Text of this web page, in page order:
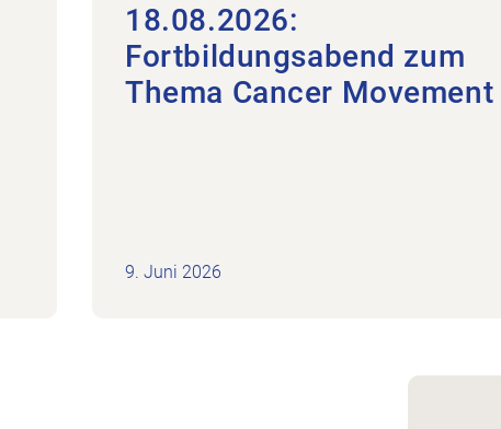
18.08.2026:
Fortbildungsabend zum
Thema Cancer Movement
9. Juni 2026